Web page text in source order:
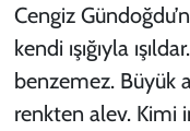
Cengiz
kendi ışığıyla
benzemez. Büyük
renkten alev. Kimi
YAZARLAR